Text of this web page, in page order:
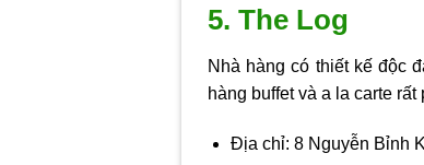
5. The Log
Nhà hàng có thiết kế độc
hàng buffet và a la carte
Địa chỉ: 8 Nguyễn Bỉnh